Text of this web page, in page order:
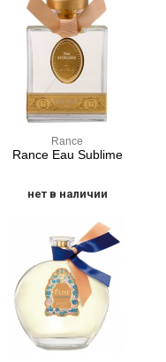
Rance
Rance Eau Sublime
нет в наличии